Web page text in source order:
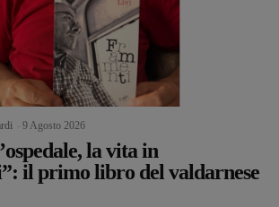
9 Agosto 2026
la vita in
il primo libro del valdarnese